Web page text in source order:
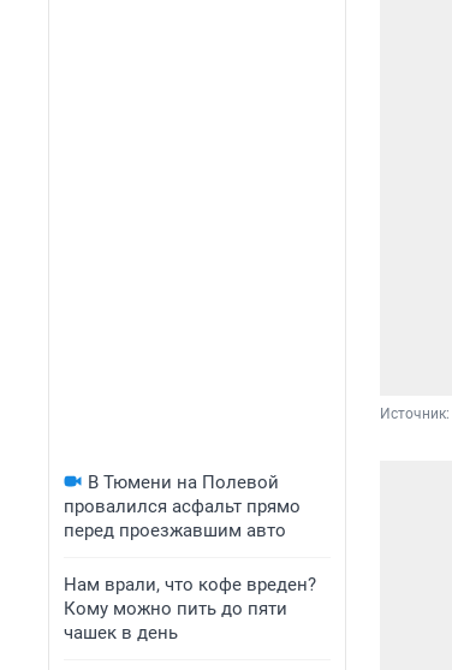
В Тюмени на Полевой
провалился асфальт прямо
перед проезжавшим авто
Нам врали, что кофе вреден?
Кому можно пить до пяти
чашек в день
Источник: